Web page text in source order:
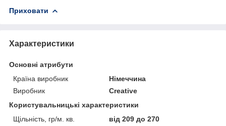
Приховати
Характеристики
Основні атрибути
Країна виробник
Німеччина
Виробник
Creative
Користувальницькі характеристики
Щільність, гр/м. кв.
від 209 до 270